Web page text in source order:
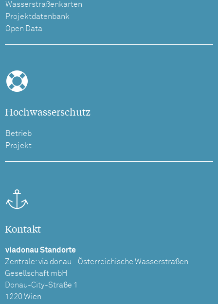
Wasserstraßenkarten
Projektdatenbank
Open Data
Hochwasserschutz
Betrieb
Projekt
Kontakt
viadonau Standorte
Zentrale: via donau - Österreichische Wasserstraßen-
Gesellschaft mbH
Donau-City-Straße 1
1220 Wien